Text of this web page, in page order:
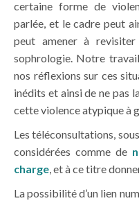
certaine forme de
parlée, et le cadre peut
peut amener à
sophrologie. Notre
nos réflexions sur ces
inédits et ainsi de ne pas
cette violence atypique à
Les téléconsultations,
considérées comme de
charge, et à ce titre
La possibilité d’un lien